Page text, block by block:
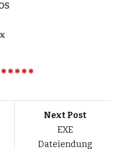
Next Post
EXE
Dateiendung